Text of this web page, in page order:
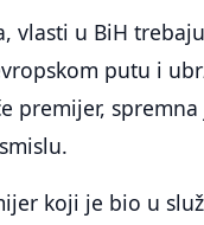
vlasti u BiH
putu i
premijer,
koji je bio u